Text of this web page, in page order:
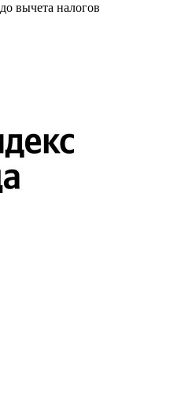
до вычета налогов